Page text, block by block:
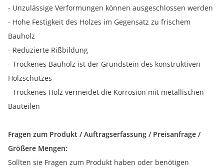
- Unzulässige Verformungen können ausgeschlossen werden
- Hohe Festigkeit des Holzes im Gegensatz zu frischem
Bauholz
- Reduzierte Rißbildung
- Trockenes Bauholz ist der Grundstein des konstruktiven
Holzschutzes
- Trockenes Holz vermeidet die Korrosion mit metallischen
Bauteilen
Fragen zum Produkt / Auftragserfassung / Preisanfrage /
Größere Mengen:
Sollten sie Fragen zum Produkt haben oder benötigen